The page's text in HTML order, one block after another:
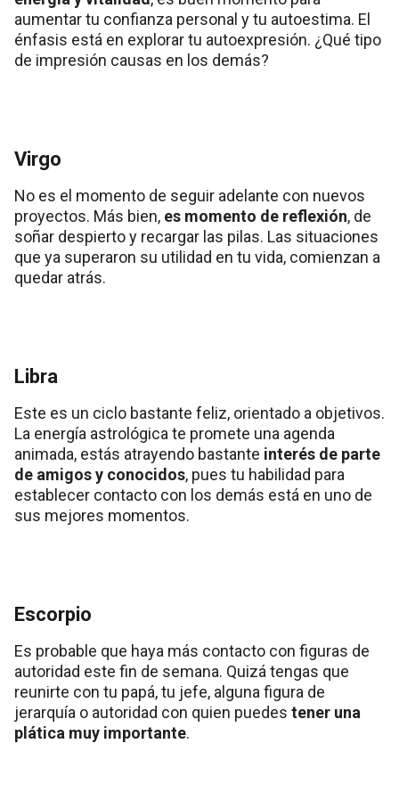
aumentar tu confianza personal y tu autoestima. El
énfasis está en explorar tu autoexpresión. ¿Qué tipo
de impresión causas en los demás?
Virgo
No es el momento de seguir adelante con nuevos
proyectos. Más bien, es momento de reflexión, de
soñar despierto y recargar las pilas. Las situaciones
que ya superaron su utilidad en tu vida, comienzan a
quedar atrás.
Libra
Este es un ciclo bastante feliz, orientado a objetivos.
La energía astrológica te promete una agenda
animada, estás atrayendo bastante interés de parte
de amigos y conocidos, pues tu habilidad para
establecer contacto con los demás está en uno de
sus mejores momentos.
Escorpio
Es probable que haya más contacto con figuras de
autoridad este fin de semana. Quizá tengas que
reunirte con tu papá, tu jefe, alguna figura de
jerarquía o autoridad con quien puedes tener una
plática muy importante.